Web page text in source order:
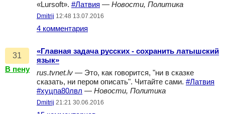
«Lursoft». #Латвия — Новости, Политика
Dmitrij 12:48 13.07.2016
4 комментария
31
В пену
«Главная задача русских - сохранить латышский
язык»
rus.tvnet.lv — Это, как говорится, "ни в сказке
сказать, ни пером описать". Читайте сами. #Латвия
#хуцпа80лвл — Новости, Политика
Dmitrij 21:21 30.06.2016